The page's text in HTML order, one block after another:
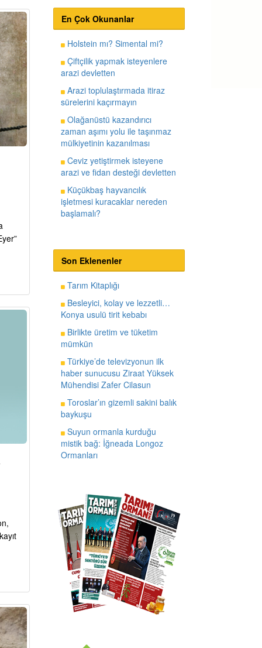
En Çok Okunanlar
Holstein mı? Simental mi?
Çiftçilik yapmak isteyenlere
arazi devletten
Arazi toplulaştırmada itiraz
sürelerini kaçırmayın
Olağanüstü kazandırıcı
zaman aşımı yolu ile taşınmaz
mülkiyetinin kazanılması
Ceviz yetiştirmek isteyene
arazi ve fidan desteği devletten
Küçükbaş hayvancılık
işletmesi kuracaklar nereden
başlamalı?
Son Eklenenler
Tarım Kitaplığı
Besleyici, kolay ve lezzetli…
Konya usulü tirit kebabı
Birlikte üretim ve tüketim
mümkün
Türkiye’de televizyonun ilk
haber sunucusu Ziraat Yüksek
Mühendisi Zafer Cilasun
Toroslar’ın gizemli sakini balık
baykuşu
Suyun ormanla kurduğu
mistik bağ: İğneada Longoz
Ormanları